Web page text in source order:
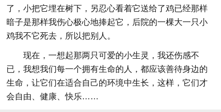
了，小把它埋在树下，另忍心看着它送给了鸡已经那样
暗子是那样我伤心极心地捧起它，后院的一棵大一只小
鸡我不它死去，所以把别人。
现在，一想起那两只可爱的小生灵，我还伤感不
已，我想我们每一个拥有生命的人，都应该善待身边的
生命，让它们在适合自己的环境中生长，这样，它们才
会自由、健康、快乐……